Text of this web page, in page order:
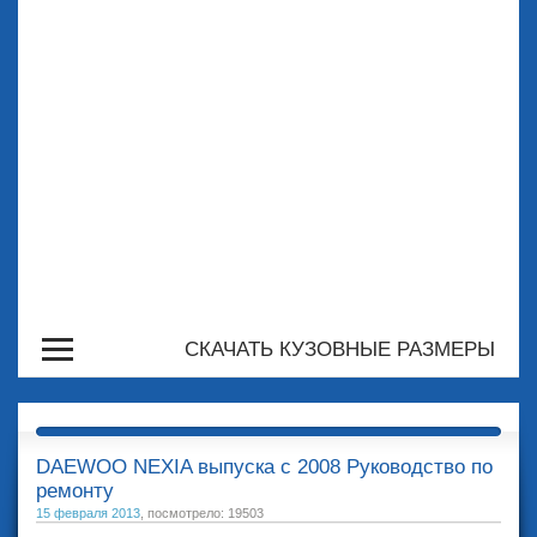
СКАЧАТЬ КУЗОВНЫЕ РАЗМЕРЫ
DAEWOO NEXIA выпуска с 2008 Руководство по
ремонту
15 февраля 2013 , посмотрело: 19503